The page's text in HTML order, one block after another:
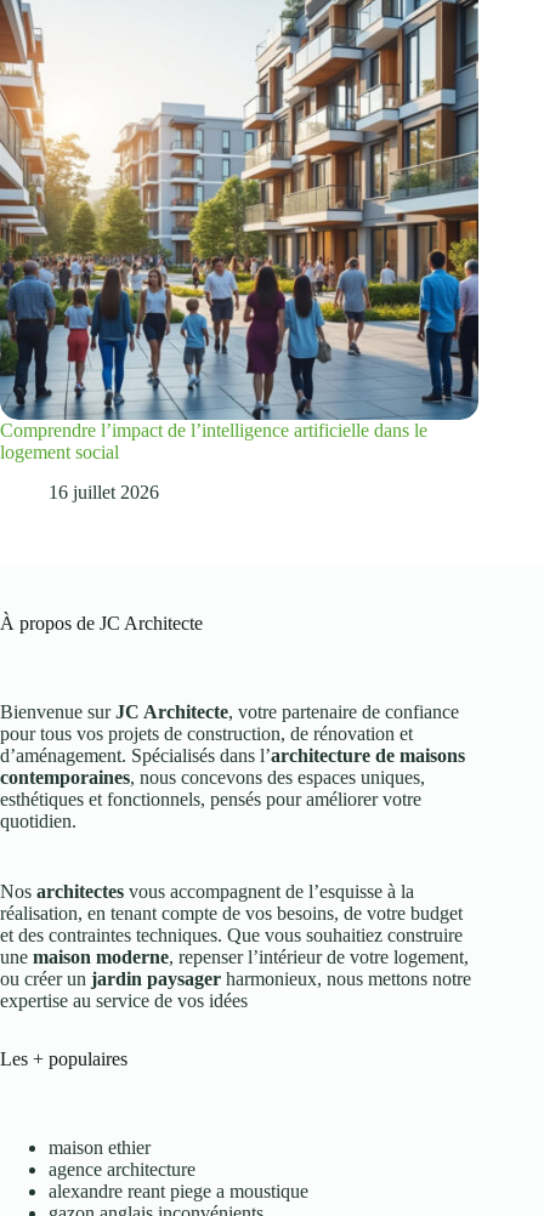
Comprendre l’impact de l’intelligence artificielle dans le
logement social
16 juillet 2026
À propos de JC Architecte
Bienvenue surJC Architecte, votre partenaire de confiance
pour tous vos projets de construction, de rénovation et
d’aménagement. Spécialisés dans l’architecture de maisons
contemporaines, nous concevons des espaces uniques,
esthétiques et fonctionnels, pensés pour améliorer votre
quotidien.
Nos architectes vous accompagnent de l’esquisse à la
réalisation, en tenant compte de vos besoins, de votre budget
et des contraintes techniques. Que vous souhaitiez construire
une maison moderne, repenser l’intérieur de votre logement,
ou créer un jardin paysager harmonieux, nous mettons notre
expertise au service de vos idées
Les + populaires
maison ethier
agence architecture
alexandre reant piege a moustique